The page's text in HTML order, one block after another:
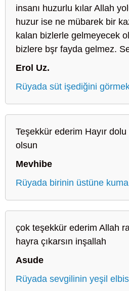
insanı huzurlu kılar Allah
huzur ise ne mübarek bir
kalan bizlerle gelmeyecek
bizlere bşr fayda gelmez.
Erol Uz.
Rüyada süt işediğini
Teşekkür ederim Hayır
olsun
Mevhibe
Rüyada birinin üstüne
çok teşekkür ederim Allah
hayra çıkarsın inşallah
Asude
Rüyada sevgilinin yeşil